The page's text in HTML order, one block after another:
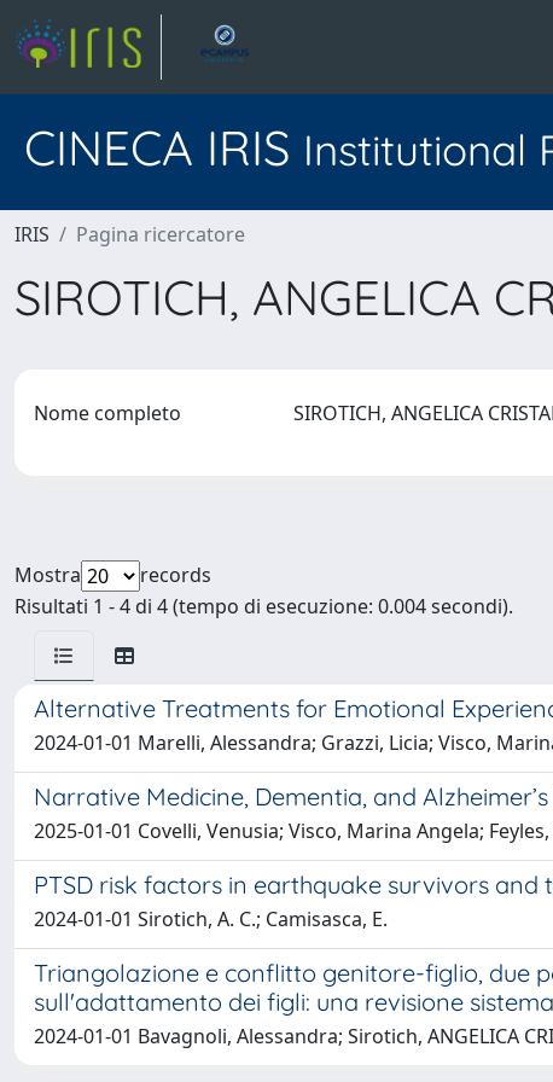
CINECA IRIS Institutional
IRIS Pagina ricercatore
SIROTICH, ANGELICA
Nome completo SIROTICH, ANGELICA
Mostra
records
Risultati 1 - 4 di 4 (tempo di esecuzione: 0.004 secondi).
Alternative Treatments for Emotional
2024-01-01 Marelli, Alessandra; Grazzi, Licia; Visco,
Narrative Medicine, Dementia, and
2025-01-01 Covelli, Venusia; Visco, Marina Angela;
PTSD risk factors in earthquake survivors and
2024-01-01 Sirotich, A. C.; Camisasca, E.
Triangolazione e conflitto genitore-figlio, due
sull'adattamento dei figli: una revisione
2024-01-01 Bavagnoli, Alessandra; Sirotich, ANGELICA